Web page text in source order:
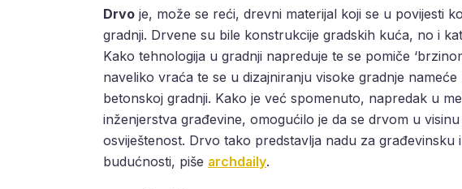
Drvo je, može se reći, drevni materijal koji se u povijesti
gradnji. Drvene su bile konstrukcije gradskih kuća, no i
Kako tehnologija u gradnji napreduje te se pomiče
naveliko vraća te se u dizajniranju visoke gradnje
betonskoj gradnji. Kako je već spomenuto, napredak u
inženjerstva građevine, omogućilo je da se drvom u
osviještenost. Drvo tako predstavlja nadu za građevinsku
budućnosti, piše archdaily.